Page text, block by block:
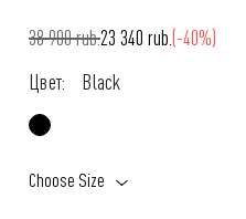
38 900 rub.23 340 rub.(-40%)
Цвет:
Black
Choose Size